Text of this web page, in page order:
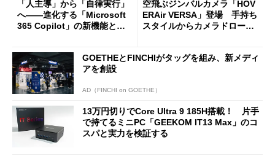
「人主導」から「自律実行」
へ――進化する「Microsoft
365 Copilot」の新機能とエ
空飛ぶジンバルカメラ「HOV
ERAir VERSA」登場 手持ち
スタイルからカメラドローン
GOETHEとFINCHIがタッグを組み、新メディ
アを創設
AD（FINCHI on GOETHE）
13万円切りでCore Ultra 9 185H搭載！ 片手
で持てるミニPC「GEEKOM IT13 Max」のコ
スパと実力を検証する